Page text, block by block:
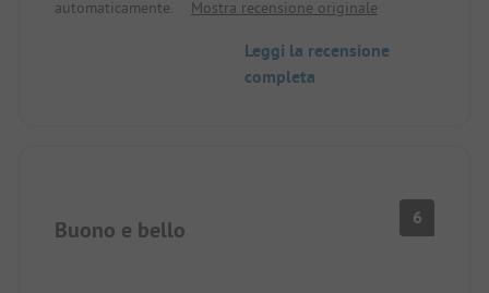
automaticamente. Mostra recensione originale
Leggi la recensione
completa
Buono e bello 6